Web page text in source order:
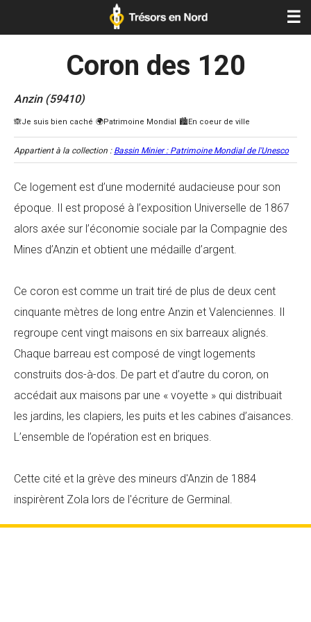
☰
Coron des 120
Anzin (59410)
Appartient à la collection : Bassin Minier : Patrimoine Mondial de l'Unesco
Ce logement est d’une modernité audacieuse pour son
époque. Il est proposé à l’exposition Universelle de 1867
alors axée sur l’économie sociale par la Compagnie des
Mines d’Anzin et obtient une médaille d’argent.
Ce coron est comme un trait tiré de plus de deux cent
cinquante mètres de long entre Anzin et Valenciennes. Il
regroupe cent vingt maisons en six barreaux alignés.
Chaque barreau est composé de vingt logements
construits dos-à-dos. De part et d’autre du coron, on
accédait aux maisons par une « voyette » qui distribuait
les jardins, les clapiers, les puits et les cabines d’aisances.
L’ensemble de l’opération est en briques.
Cette cité et la grève des mineurs d'Anzin de 1884
inspirèrent Zola lors de l'écriture de Germinal.